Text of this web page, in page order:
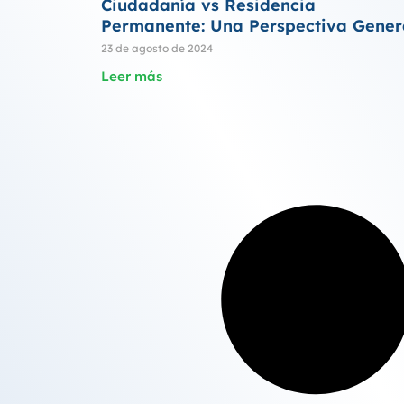
Ciudadanía vs Residencia
Permanente: Una Perspectiva
23 de agosto de 2024
Leer más